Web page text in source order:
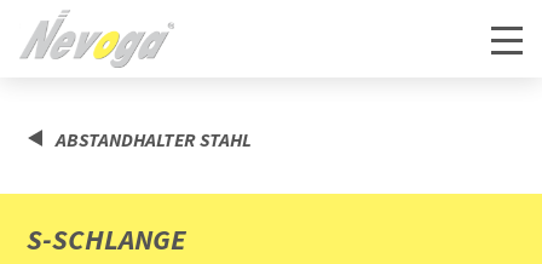
ABSTANDHALTER STAHL
S-SCHLANGE